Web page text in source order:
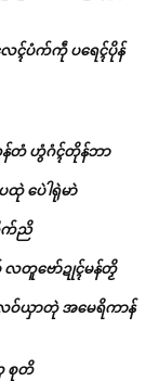
ေၚ်ပံက်ကဵု ပရေၚ်ပိုန်
တံ ဟွံဂံၚ်တိုန်ဘာ
ပေဲါရုဲမာဲ
က်ညိ
တူဗော်ဍုၚ်မန်တၟိ
ဝ်ယှာတုဲ အမေရိကာန်
စုတိ